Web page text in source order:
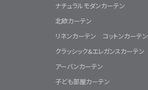
ナチュラルモダンカーテン
北欧カーテン
リネンカーテン コットンカーテン
クラッシック&エレガンスカーテン
アーバンカーテン
子ども部屋カーテン